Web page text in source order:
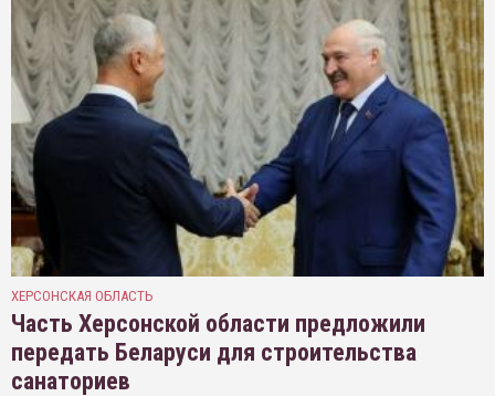
ХЕРСОНСКАЯ ОБЛАСТЬ
Часть Херсонской области предложили
передать Беларуси для строительства
санаториев